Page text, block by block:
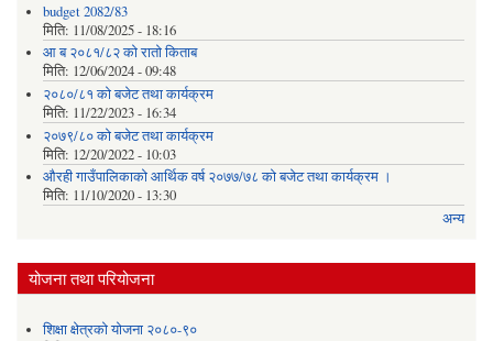
budget 2082/83
मिति: 11/08/2025 - 18:16
आ ब २०८१/८२ काे राताे किताब
मिति: 12/06/2024 - 09:48
२०८०/८१ को बजेट तथा कार्यक्रम
मिति: 11/22/2023 - 16:34
२०७९/८० को बजेट तथा कार्यक्रम
मिति: 12/20/2022 - 10:03
औरही गाउँपालिकाको आर्थिक वर्ष २०७७/७८ को बजेट तथा कार्यक्रम ।
मिति: 11/10/2020 - 13:30
अन्य
योजना तथा परियोजना
शिक्षा क्षेत्रको योजना २०८०-९०